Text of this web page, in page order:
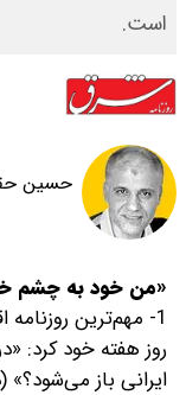
است.
حسین
«من خود به چشم
1- مهم‌ترین
روز هفته خود کرد: